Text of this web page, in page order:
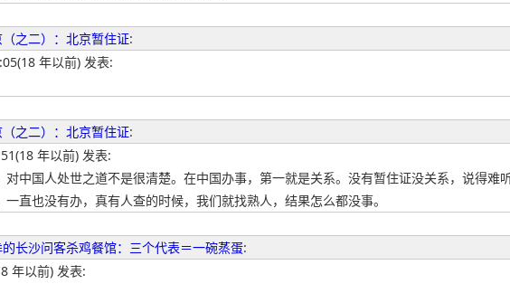
之二）：北京暂住证:
年以前) 发表:
之二）：北京暂住证:
年以前) 发表:
中国人处世之道不是很清楚。在中国办事，第一就是关系。没有暂住证没关系，说得难
直也没有办，真有人查的时候，我们就找熟人，结果怎么都没事。
长沙问客杀鸡餐馆：三个代表＝一碗蒸蛋:
年以前) 发表: